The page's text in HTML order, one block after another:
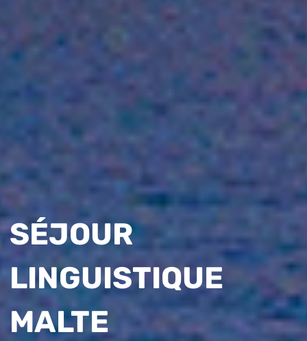
SÉJOUR
LINGUISTIQUE
MALTE